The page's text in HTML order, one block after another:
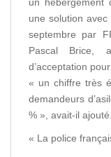
une solution
septembre par
Pascal Brice,
d’acceptation
« un chiffre très
demandeurs
% », avait-il ajouté.
« La police